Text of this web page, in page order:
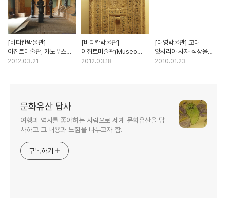
[바티칸박물관]
이집트미술관, 카노푸스
(Canopus)라고 불리는
2012.03.21
[바티칸박물관]
이집트미술관(Museo
Gregoriano Egiziano),
2012.03.18
[대영박물관] 고대
앗시리아 사자 석상을
비롯한 유물들 (Assyrian
2010.01.23
문화유산 답사
여행과 역사를 좋아하는 사람으로 세계 문화유산을 답
사하고 그 내용과 느낌을 나누고자 함.
구독하기